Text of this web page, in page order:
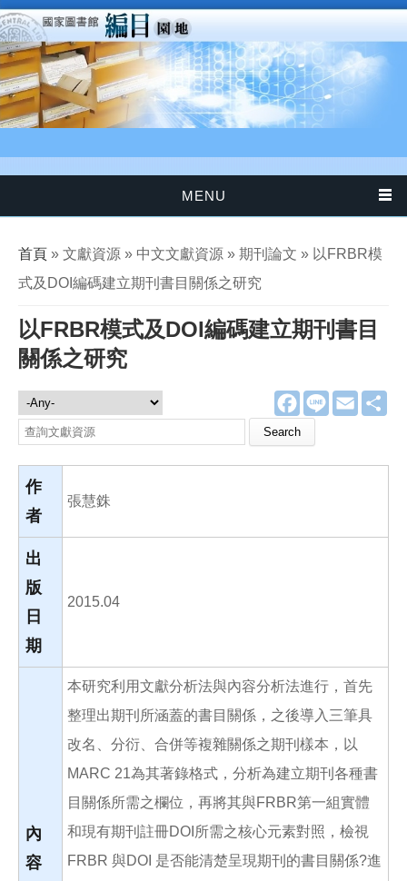
移至主內容
MENU
您在這裡
首頁 » 文獻資源 » 中文文獻資源 » 期刊論文 » 以FRBR模
式及DOI編碼建立期刊書目關係之研究
以FRBR模式及DOI編碼建立期刊書目
關係之研究
F
a
e
o
L
E
m
文獻資源
Search this site
作
者
張慧銖
出
版
日
期
2015.04
內
容
本研究利用文獻分析法與內容分析法進行，首先
整理出期刊所涵蓋的書目關係，之後導入三筆具
改名、分衍、合併等複雜關係之期刊樣本，以
MARC 21為其著錄格式，分析為建立期刊各種書
目關係所需之欄位，再將其與FRBR第一組實體
和現有期刊註冊DOI所需之核心元素對照，檢視
FRBR 與DOI 是否能清楚呈現期刊的書目關係?進